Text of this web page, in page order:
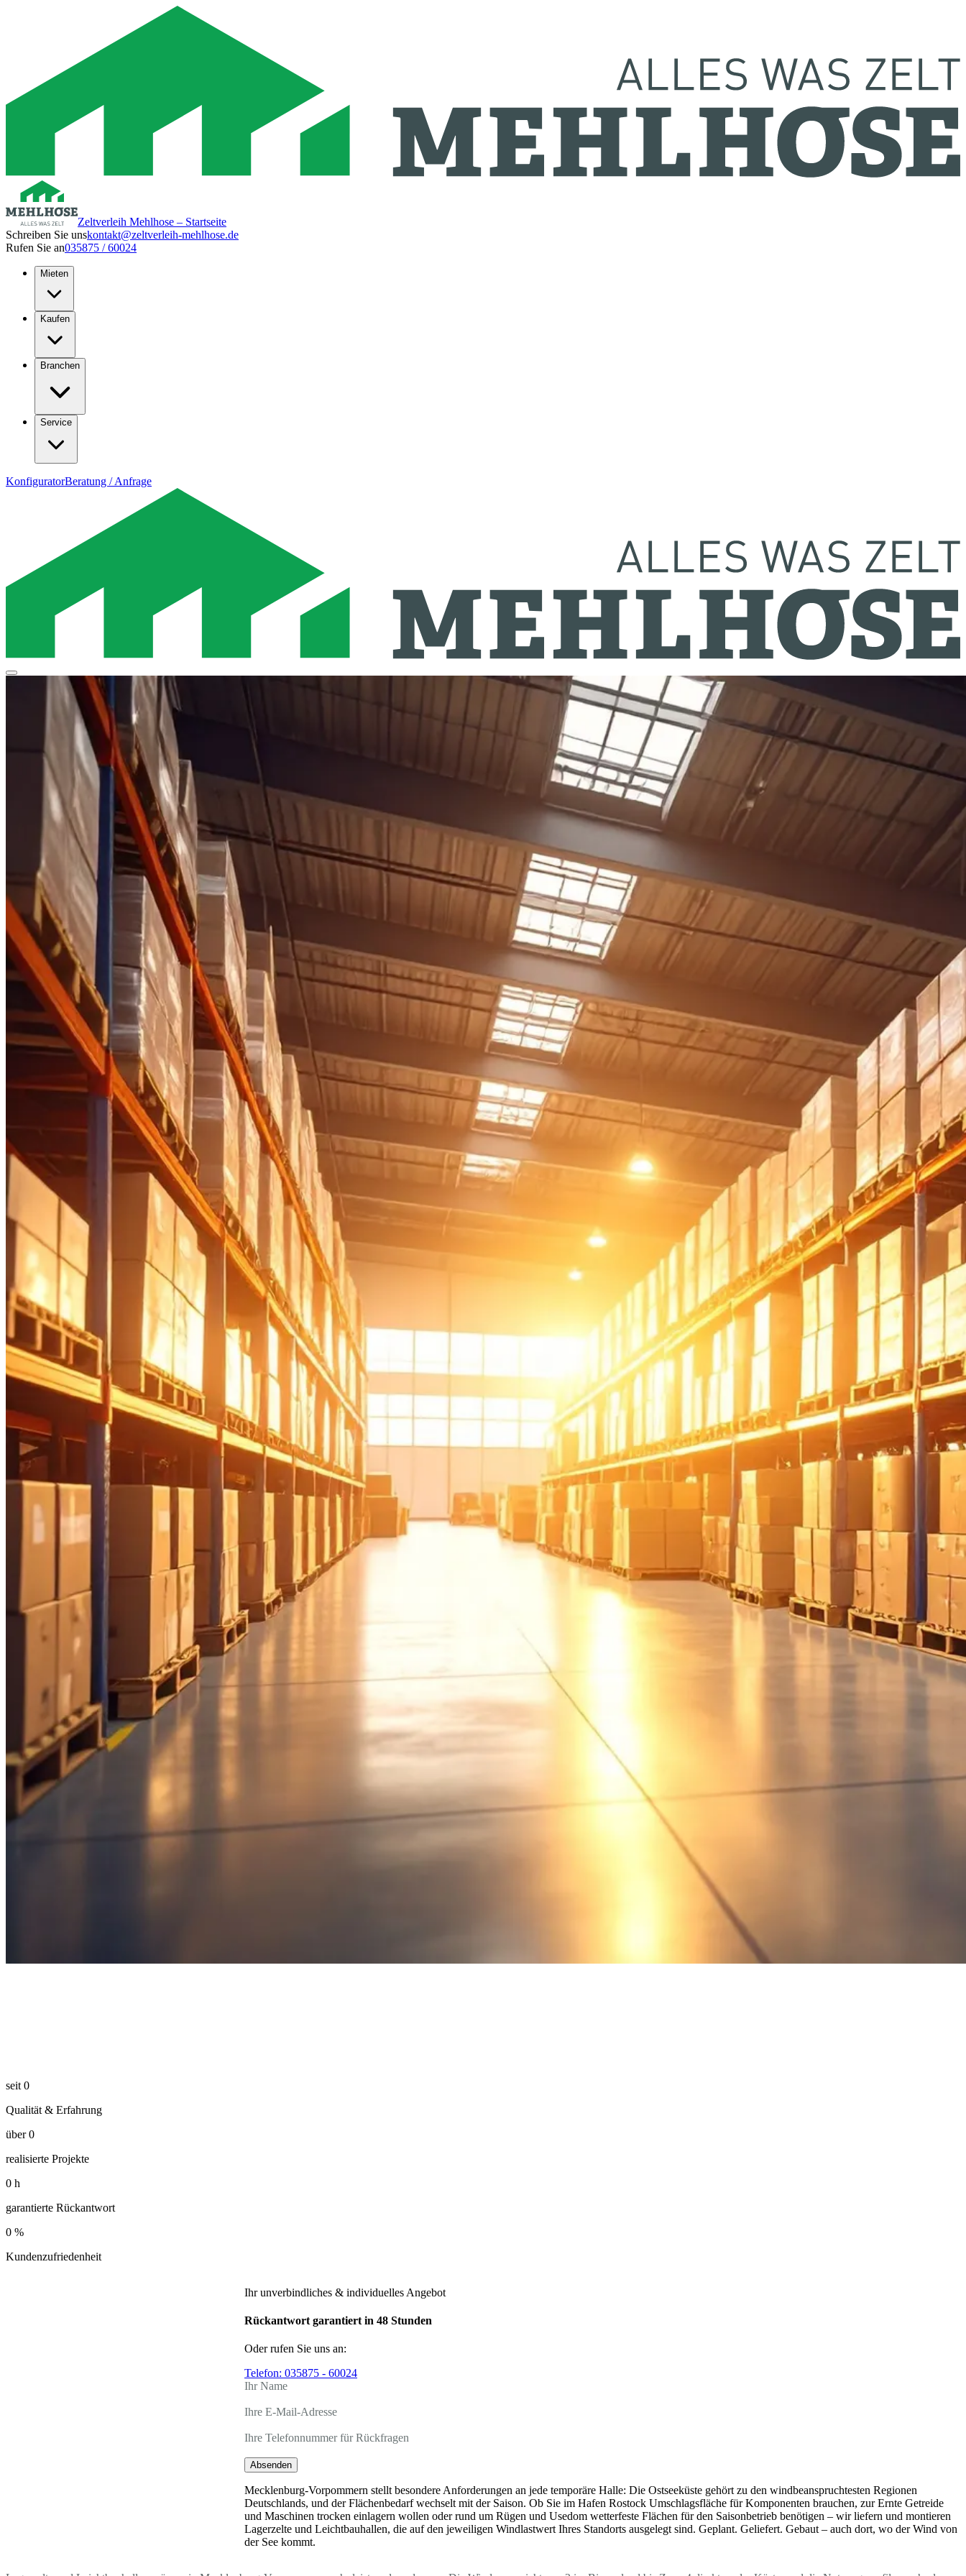
Zeltverleih Mehlhose – Startseite
Schreiben Sie unskontakt@zeltverleih-mehlhose.de
Rufen Sie an035875 / 60024
Mieten
Kaufen
Branchen
Service
KonfiguratorBeratung / Anfrage
seit 0
Qualität & Erfahrung
über 0
realisierte Projekte
0 h
garantierte Rückantwort
0 %
Kundenzufriedenheit
Ihr unverbindliches & individuelles Angebot
Rückantwort garantiert in 48 Stunden
Oder rufen Sie uns an:
Telefon: 035875 - 60024
Ihr Name
Ihre E-Mail-Adresse
Ihre Telefonnummer für Rückfragen
Absenden
Mecklenburg-Vorpommern stellt besondere Anforderungen an jede temporäre Halle: Die Ostseeküste gehört zu den windbeanspruchtesten Regionen
Deutschlands, und der Flächenbedarf wechselt mit der Saison. Ob Sie im Hafen Rostock Umschlagsfläche für Komponenten brauchen, zur Ernte Getreide
und Maschinen trocken einlagern wollen oder rund um Rügen und Usedom wetterfeste Flächen für den Saisonbetrieb benötigen – wir liefern und montieren
Lagerzelte und Leichtbauhallen, die auf den jeweiligen Windlastwert Ihres Standorts ausgelegt sind. Geplant. Geliefert. Gebaut – auch dort, wo der Wind von
der See kommt.